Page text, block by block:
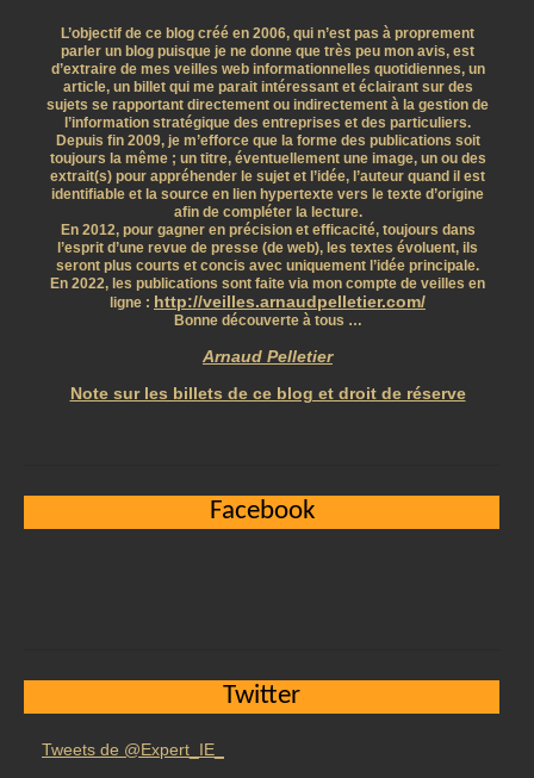
L’objectif de ce blog créé en 2006, qui n’est pas à proprement
parler un blog puisque je ne donne que très peu mon avis, est
d’extraire de mes veilles web informationnelles quotidiennes, un
article, un billet qui me parait intéressant et éclairant sur des
sujets se rapportant directement ou indirectement à la gestion de
l’information stratégique des entreprises et des particuliers.
Depuis fin 2009, je m’efforce que la forme des publications soit
toujours la même ; un titre, éventuellement une image, un ou des
extrait(s) pour appréhender le sujet et l’idée, l’auteur quand il est
identifiable et la source en lien hypertexte vers le texte d’origine
afin de compléter la lecture.
En 2012, pour gagner en précision et efficacité, toujours dans
l’esprit d’une revue de presse (de web), les textes évoluent, ils
seront plus courts et concis avec uniquement l’idée principale.
En 2022, les publications sont faite via mon compte de veilles en
ligne : http://veilles.arnaudpelletier.com/
Bonne découverte à tous …
Arnaud Pelletier
Note sur les billets de ce blog et droit de réserve
Facebook
Twitter
Tweets de @Expert_IE_